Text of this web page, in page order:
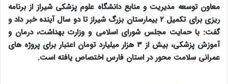
معاون توسعه مدیریت و منابع دانشگاه علوم پزشکی شیراز از برنامه
ریزی برای تکمیل ۲ بیمارستان بزرگ شیراز تا دو سال آینده خبر داد و
گفت: با حمایت مجلس شورای اسلامی و وزارت بهداشت، درمان و
آموزش پزشکی، بیش از ۳ هزار میلیارد تومان اعتبار برای پروژه های
عمرانی سلامت محور در استان فارس اختصاص یافته است.